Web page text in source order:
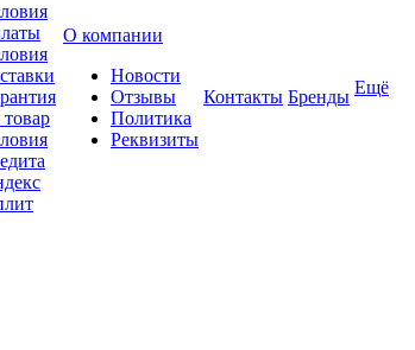
товар
О компании
Новости
Отзывы
Политика
Реквизиты
Контакты Бренды Ещё